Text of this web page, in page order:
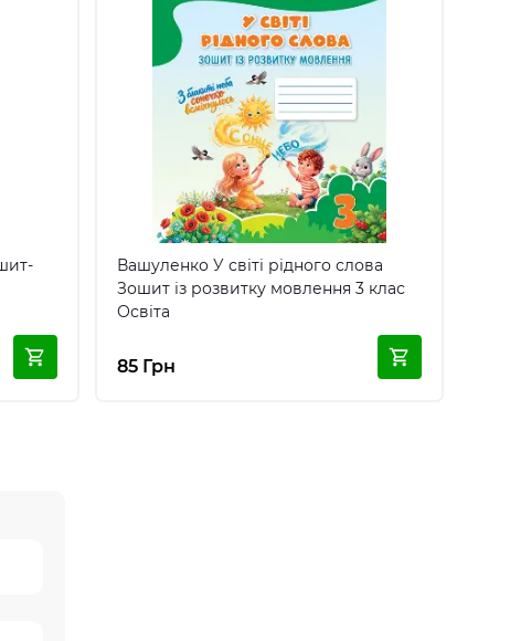
Вашуленко У світі рідного слова
Зошит із розвитку мовлення 3 клас
Освіта
85 Грн